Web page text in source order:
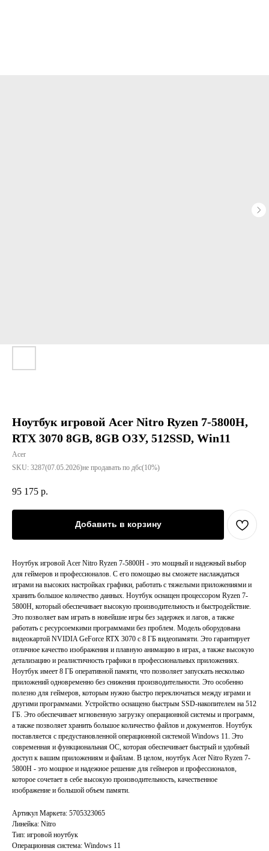
Ноутбук игровой Acer Nitro Ryzen 7-5800H,
RTX 3070 8GB, 8GB ОЗУ, 512SSD, Win11
Acer
SKU: 3287(07.05.2026)не продавать по дбс(10%)
95 175 р.
Добавить в корзину
Ноутбук игровой Acer Nitro Ryzen 7-5800H - это мощный и надежный выбор
для геймеров и профессионалов. С его помощью вы сможете наслаждаться
играми на высоких настройках графики, работать с тяжелыми приложениями и
хранить большое количество данных. Ноутбук оснащен процессором Ryzen 7-
5800H, который обеспечивает высокую производительность и быстродействие.
Это позволяет вам играть в новейшие игры без задержек и лагов, а также
работать с ресурсоемкими программами без проблем. Модель оборудована
видеокартой NVIDIA GeForce RTX 3070 с 8 ГБ видеопамяти. Это гарантирует
отличное качество изображения и плавную анимацию в играх, а также высокую
детализацию и реалистичность графики в профессиональных приложениях.
Ноутбук имеет 8 ГБ оперативной памяти, что позволяет запускать несколько
приложений одновременно без снижения производительности. Это особенно
полезно для геймеров, которым нужно быстро переключаться между играми и
другими программами. Устройство оснащено быстрым SSD-накопителем на 512
ГБ. Это обеспечивает мгновенную загрузку операционной системы и программ,
а также позволяет хранить большое количество файлов и документов. Ноутбук
поставляется с предустановленной операционной системой Windows 11. Это
современная и функциональная ОС, которая обеспечивает быстрый и удобный
доступ к вашим приложениям и файлам. В целом, ноутбук Acer Nitro Ryzen 7-
5800H - это мощное и надежное решение для геймеров и профессионалов,
которое сочетает в себе высокую производительность, качественное
изображение и большой объем памяти.
Артикул Маркета: 5705323065
Линейка: Nitro
Тип: игровой ноутбук
Операционная система: Windows 11
Главная
Каталог